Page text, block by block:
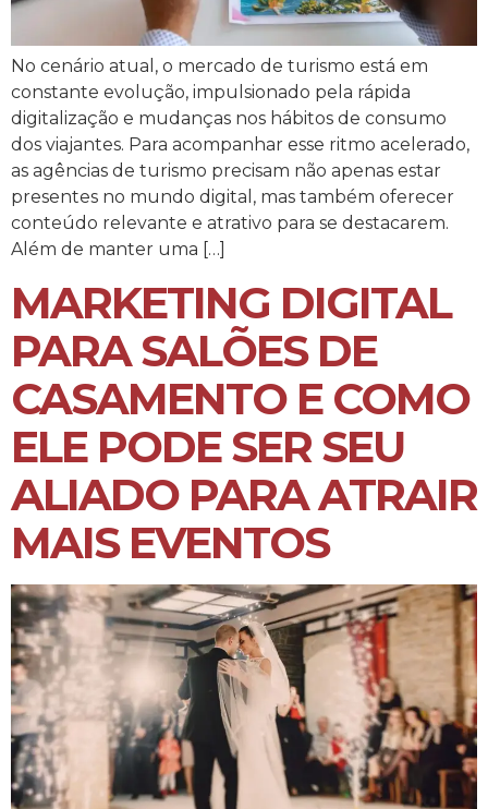
No cenário atual, o mercado de turismo está em
constante evolução, impulsionado pela rápida
digitalização e mudanças nos hábitos de consumo
dos viajantes. Para acompanhar esse ritmo acelerado,
as agências de turismo precisam não apenas estar
presentes no mundo digital, mas também oferecer
conteúdo relevante e atrativo para se destacarem.
Além de manter uma […]
MARKETING DIGITAL
PARA SALÕES DE
CASAMENTO E COMO
ELE PODE SER SEU
ALIADO PARA ATRAIR
MAIS EVENTOS